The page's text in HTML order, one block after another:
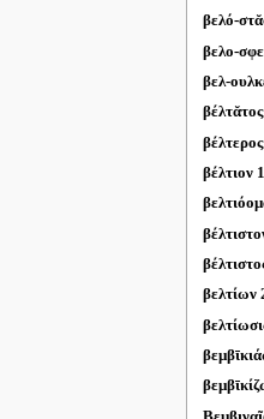
βελό-
βελο-
βελ-
βέλτιον
βελτίων